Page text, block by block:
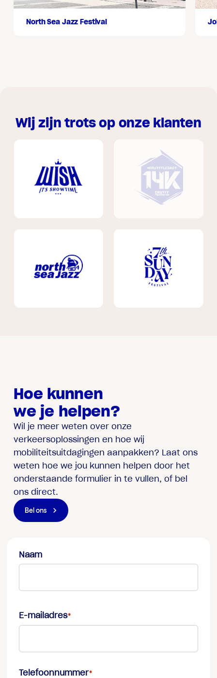
North Sea Jazz Festival
Wij zijn trots op onze klanten
Hoe kunnen
we je helpen?
Wil je meer weten over onze
verkeersoplossingen en hoe wij
mobiliteitsuitdagingen aanpakken? Laat ons
weten hoe we jou kunnen helpen door het
onderstaande formulier in te vullen, of bel
ons direct.
Bel ons
Naam
E-mailadres
Telefoonnummer